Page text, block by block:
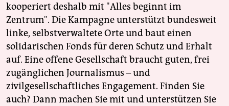
kooperiert deshalb mit "Alles beginnt im
Zentrum". Die Kampagne unterstützt bundesweit
linke, selbstverwaltete Orte und baut einen
solidarischen Fonds für deren Schutz und Erhalt
auf. Eine offene Gesellschaft braucht guten, frei
zugänglichen Journalismus – und
zivilgesellschaftliches Engagement. Finden Sie
auch? Dann machen Sie mit und unterstützen Sie